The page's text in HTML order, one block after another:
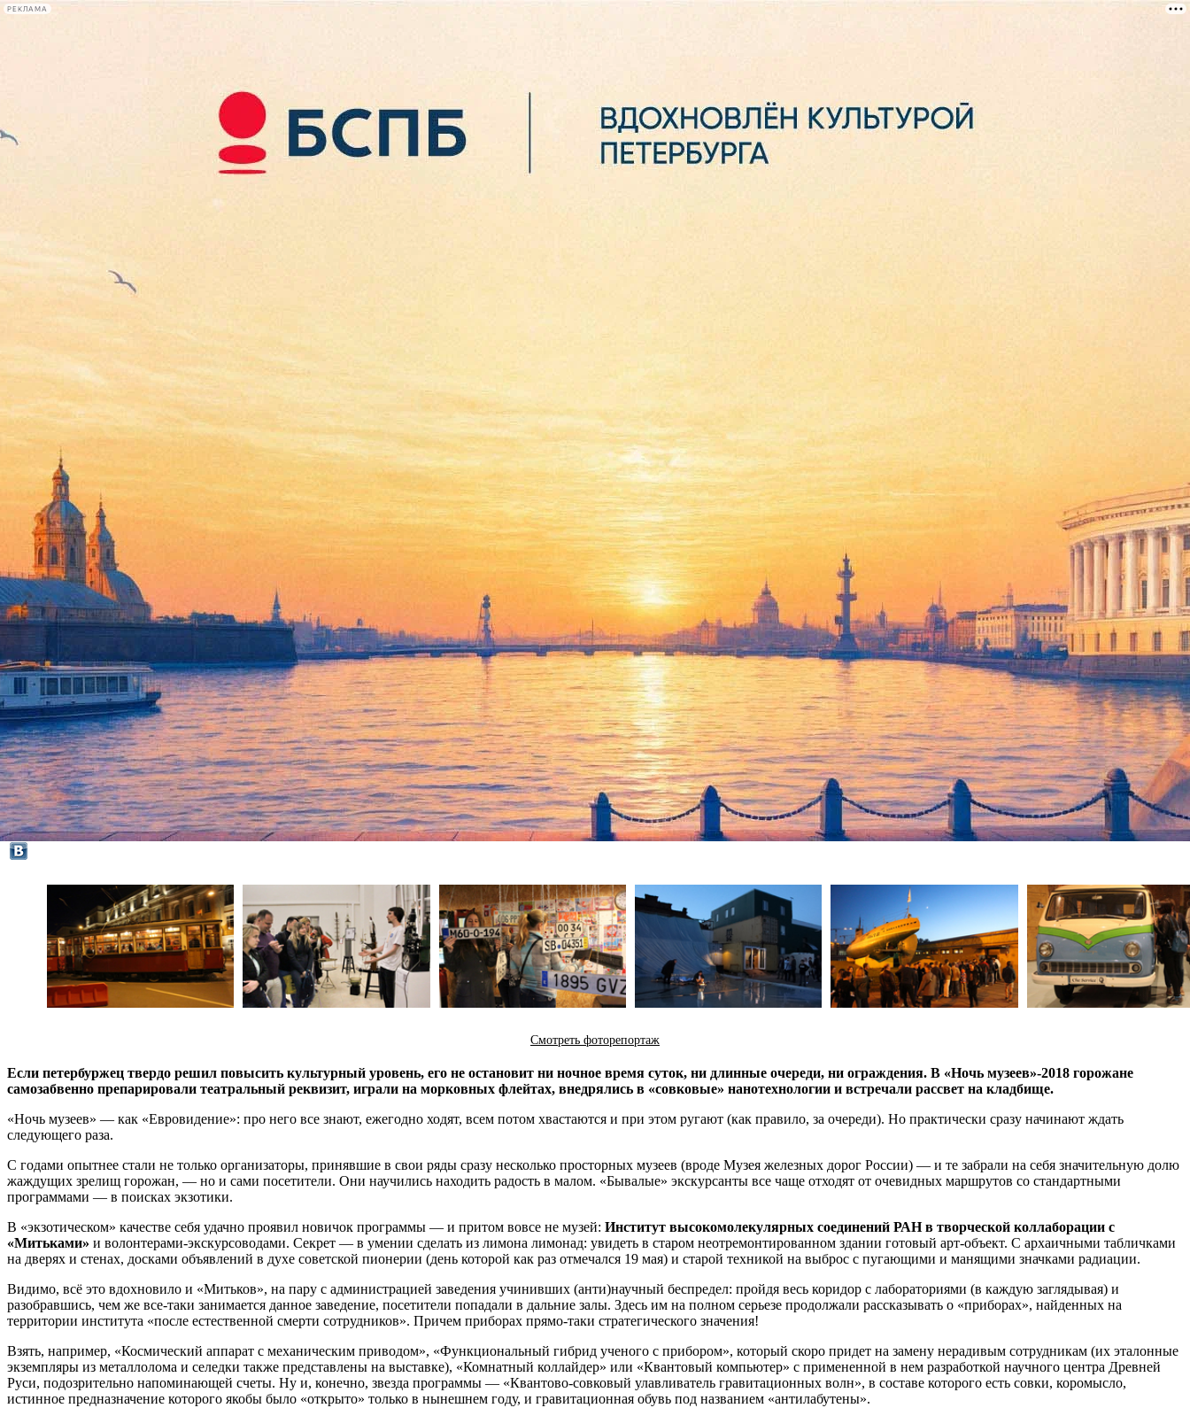
РЕКЛАМА
лекции
книги
Ночь несерьезных музеев
20 мая 2018,16:13 Версия для печати
Смотреть фоторепортаж
Если петербуржец твердо решил повысить культурный уровень, его не остановит ни ночное время суток, ни длинные очереди, ни ограждения. В «Ночь музеев»-2018 горожане
самозабвенно препарировали театральный реквизит, играли на морковных флейтах, внедрялись в «совковые» нанотехнологии и встречали рассвет на кладбище.
«Ночь музеев» — как «Евровидение»: про него все знают, ежегодно ходят, всем потом хвастаются и при этом ругают (как правило, за очереди). Но практически сразу начинают ждать
следующего раза.
С годами опытнее стали не только организаторы, принявшие в свои ряды сразу несколько просторных музеев (вроде Музея железных дорог России) — и те забрали на себя значительную долю
жаждущих зрелищ горожан, — но и сами посетители. Они научились находить радость в малом. «Бывалые» экскурсанты все чаще отходят от очевидных маршрутов со стандартными
программами — в поисках экзотики.
В «экзотическом» качестве себя удачно проявил новичок программы — и притом вовсе не музей: Институт высокомолекулярных соединений РАН в творческой коллаборации с
«Митьками» и волонтерами-экскурсоводами. Секрет — в умении сделать из лимона лимонад: увидеть в старом неотремонтированном здании готовый арт-объект. С архаичными табличками
на дверях и стенах, досками объявлений в духе советской пионерии (день которой как раз отмечался 19 мая) и старой техникой на выброс с пугающими и манящими значками радиации.
Видимо, всё это вдохновило и «Митьков», на пару с администрацией заведения учинивших (анти)научный беспредел: пройдя весь коридор с лабораториями (в каждую заглядывая) и
разобравшись, чем же все-таки занимается данное заведение, посетители попадали в дальние залы. Здесь им на полном серьезе продолжали рассказывать о «приборах», найденных на
территории института «после естественной смерти сотрудников». Причем приборах прямо-таки стратегического значения!
Взять, например, «Космический аппарат с механическим приводом», «Функциональный гибрид ученого с прибором», который скоро придет на замену нерадивым сотрудникам (их эталонные
экземпляры из металлолома и селедки также представлены на выставке), «Комнатный коллайдер» или «Квантовый компьютер» с примененной в нем разработкой научного центра Древней
Руси, подозрительно напоминающей счеты. Ну и, конечно, звезда программы — «Квантово-совковый улавливатель гравитационных волн», в составе которого есть совки, коромысло,
истинное предназначение которого якобы было «открыто» только в нынешнем году, и гравитационная обувь под названием «антилабутены».